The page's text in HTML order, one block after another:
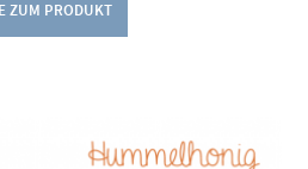
ZUM PRODUKT